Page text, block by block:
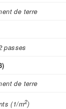
de terre
passes
de terre
(1/m2)